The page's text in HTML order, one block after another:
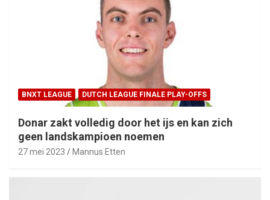
BNXT LEAGUE DUTCH LEAGUE FINALE PLAY-OFFS
Donar zakt volledig door het ijs en kan zich
geen landskampioen noemen
27 mei 2023 Mannus Etten